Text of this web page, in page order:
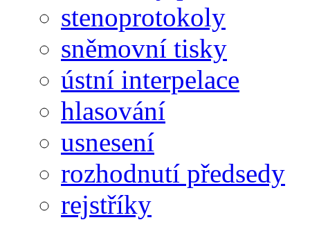
stenoprotokoly
sněmovní tisky
ústní interpelace
hlasování
usnesení
rozhodnutí předsedy
rejstříky